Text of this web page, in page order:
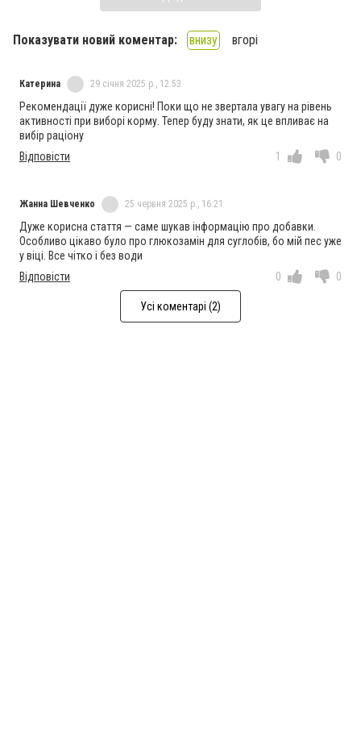
Показувати новий коментар: внизу вгорі
Катерина 29 січня 2025 р., 12:53
Рекомендації дуже корисні! Поки що не звертала увагу на рівень
активності при виборі корму. Тепер буду знати, як це впливає на
вибір раціону
Відповісти
1 0
Жанна Шевченко 25 червня 2025 р., 16:21
Дуже корисна стаття — саме шукав інформацію про добавки.
Особливо цікаво було про глюкозамін для суглобів, бо мій пес уже
у віці. Все чітко і без води
Відповісти
0 0
Усі коментарі (2)